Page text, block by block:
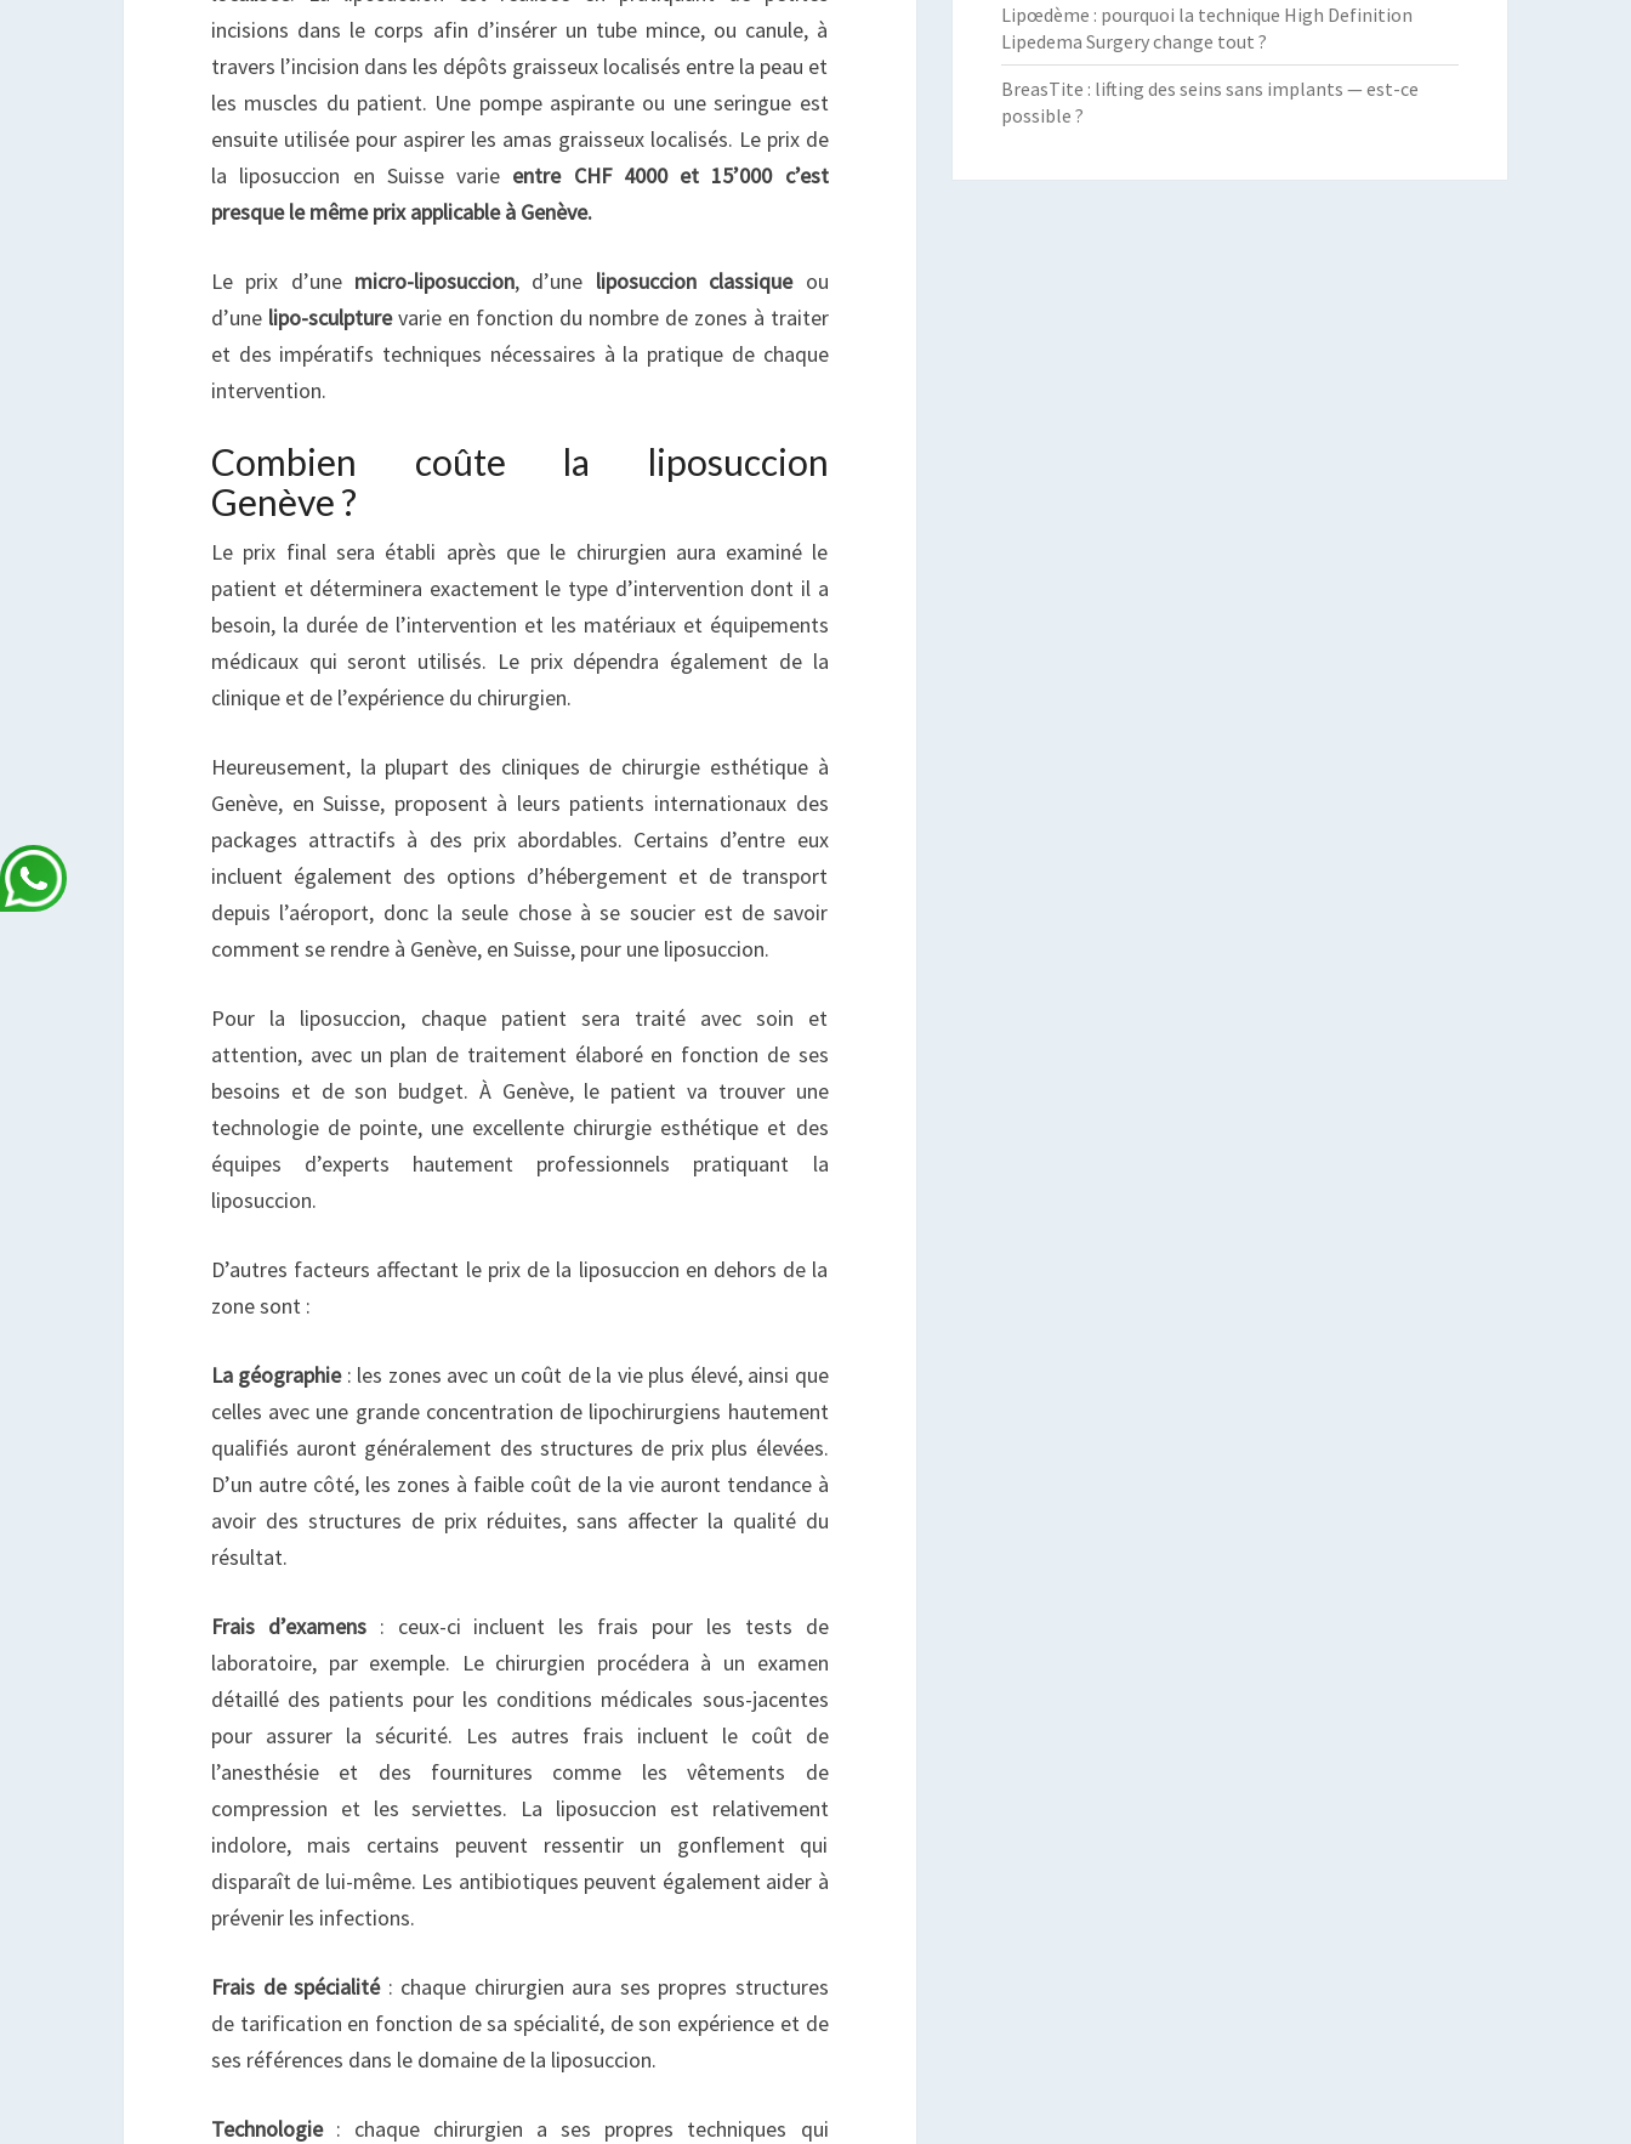
incisions dans le corps afin d’insérer un tube mince, ou canule, à
travers l’incision dans les dépôts graisseux localisés entre la peau et
les muscles du patient. Une pompe aspirante ou une seringue est
ensuite utilisée pour aspirer les amas graisseux localisés. Le prix de
la liposuccion en Suisse varie entre CHF 4000 et 15’000 c’est
presque le même prix applicable à Genève.
Le prix d’une micro-liposuccion, d’une liposuccion classiqueou
d’une lipo-sculpturevarie en fonction du nombre de zones à traiter
et des impératifs techniques nécessaires à la pratique de chaque
intervention.
Combien coûte la liposuccion
Genève ?
Le prix final sera établi après que le chirurgien aura examiné le
patient et déterminera exactement le type d’intervention dont il a
besoin, la durée de l’intervention et les matériaux et équipements
médicaux qui seront utilisés. Le prix dépendra également de la
clinique et de l’expérience du chirurgien.
Heureusement, la plupart des cliniques de chirurgie esthétique à
Genève, en Suisse, proposent à leurs patients internationaux des
packages attractifs à des prix abordables. Certains d’entre eux
incluent également des options d’hébergement et de transport
depuis l’aéroport, donc la seule chose à se soucier est de savoir
comment se rendre à Genève, en Suisse, pour une liposuccion.
Pour la liposuccion, chaque patient sera traité avec soin et
attention, avec un plan de traitement élaboré en fonction de ses
besoins et de son budget. À Genève, le patient va trouver une
technologie de pointe, une excellente chirurgie esthétique et des
équipes d’experts hautement professionnels pratiquant la
liposuccion.
D’autres facteurs affectant le prix de la liposuccion en dehors de la
zone sont :
La géographie: les zones avec un coût de la vie plus élevé, ainsi que
celles avec une grande concentration de lipochirurgiens hautement
qualifiés auront généralement des structures de prix plus élevées.
D’un autre côté, les zones à faible coût de la vie auront tendance à
avoir des structures de prix réduites, sans affecter la qualité du
résultat.
Frais d’examens: ceux-ci incluent les frais pour les tests de
laboratoire, par exemple. Le chirurgien procédera à un examen
détaillé des patients pour les conditions médicales sous-jacentes
pour assurer la sécurité. Les autres frais incluent le coût de
l’anesthésie et des fournitures comme les vêtements de
compression et les serviettes. La liposuccion est relativement
indolore, mais certains peuvent ressentir un gonflement qui
disparaît de lui-même. Les antibiotiques peuvent également aider à
prévenir les infections.
Frais de spécialité: chaque chirurgien aura ses propres structures
de tarification en fonction de sa spécialité, de son expérience et de
ses références dans le domaine de la liposuccion.
Technologie: chaque chirurgien a ses propres techniques qui
Lipœdème : pourquoi la technique High Definition
Lipedema Surgery change tout ?
BreasTite : lifting des seins sans implants — est-ce
possible ?